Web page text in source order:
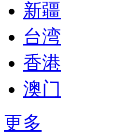
新疆
台湾
香港
澳门
更多